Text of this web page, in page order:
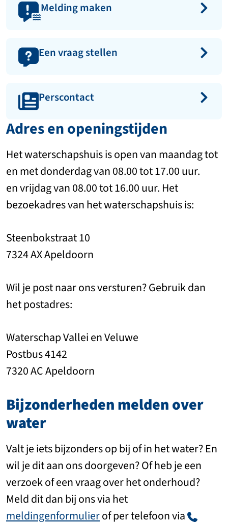
Melding maken
Een vraag stellen
Perscontact
Adres en openingstijden
Het waterschapshuis is open van maandag tot
en met donderdag van 08.00 tot 17.00 uur.
en vrijdag van 08.00 tot 16.00 uur. Het
bezoekadres van het waterschapshuis is:
Steenbokstraat 10
7324 AX Apeldoorn
Wil je post naar ons versturen? Gebruik dan
het postadres:
Waterschap Vallei en Veluwe
Postbus 4142
7320 AC Apeldoorn
Bijzonderheden melden over
water
Valt je iets bijzonders op bij of in het water? En
wil je dit aan ons doorgeven? Of heb je een
verzoek of een vraag over het onderhoud?
Meld dit dan bij ons via het
meldingenformulierof per telefoon via